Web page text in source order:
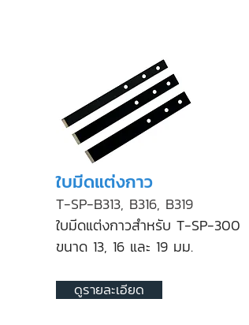
ใบมีดแต่งกาว
T-SP-B313, B316, B319
ใบมีดแต่งกาวสำหรับ T-SP-300
ขนาด 13, 16 และ 19 มม.
ดูรายละเอียด